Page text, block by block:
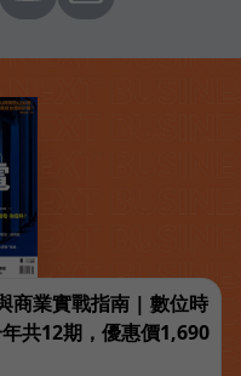
商業實戰指南 | 數位時
共12期，優惠價1,690